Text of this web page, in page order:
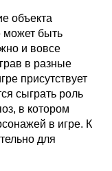
объекта
может быть
и вовсе
в разные
присутствует
сыграть роль
в котором
в игре. К
для